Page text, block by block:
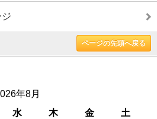
ページの先頭へ戻る
年8月
水 木 金 土